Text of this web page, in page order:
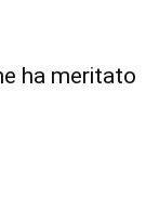
ha meritato